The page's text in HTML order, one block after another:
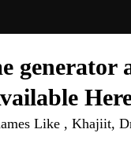
generator
Like , Khajiit,